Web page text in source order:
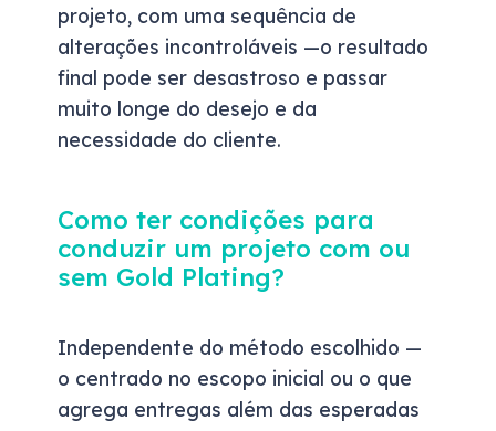
projeto, com uma sequência de
alterações incontroláveis —o resultado
final pode ser desastroso e passar
muito longe do desejo e da
necessidade do cliente.
Como ter condições para
conduzir um projeto com ou
sem Gold Plating?
Independente do método escolhido —
o centrado no escopo inicial ou o que
agrega entregas além das esperadas